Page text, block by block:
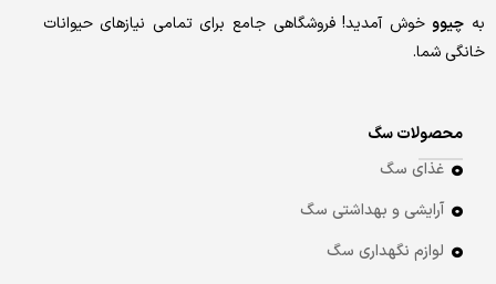
به چیوو خوش آمدید! فروشگاهی جامع برای تمامی نیازهای حیوانات
خانگی شما.
محصولات سگ
غذای سگ
آرایشی و بهداشتی سگ
لوازم نگهداری سگ